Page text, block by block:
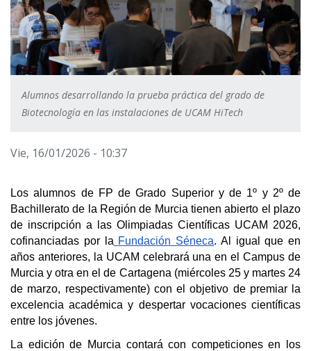
Alumnos desarrollando la prueba práctica del grado de
Biotecnología en las instalaciones de UCAM HiTech
Vie, 16/01/2026 - 10:37
Los alumnos de FP de Grado Superior y de 1º y 2º de
Bachillerato de la Región de Murcia tienen abierto el plazo
de inscripción a las Olimpiadas Científicas UCAM 2026,
cofinanciadas por la Fundación Séneca. Al igual que en
años anteriores, la UCAM celebrará una en el Campus de
Murcia y otra en el de Cartagena (miércoles 25 y martes 24
de marzo, respectivamente) con el objetivo de premiar la
excelencia académica y despertar vocaciones científicas
entre los jóvenes.
La edición de Murcia contará con competiciones en los